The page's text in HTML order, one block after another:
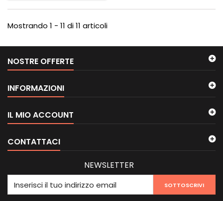
Mostrando 1 - 11 di 11 articoli
NOSTRE OFFERTE
INFORMAZIONI
IL MIO ACCOUNT
CONTATTACI
NEWSLETTER
SOTTOSCRIVI